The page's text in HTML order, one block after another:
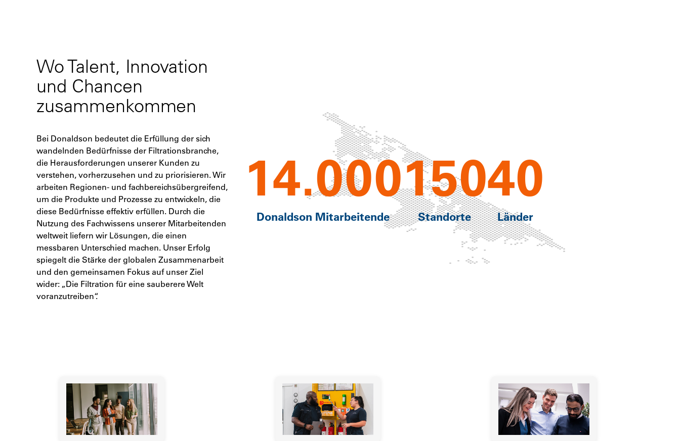
Wo Talent, Innovation
und Chancen
zusammenkommen
Bei Donaldson bedeutet die Erfüllung der sich
wandelnden Bedürfnisse der Filtrationsbranche,
die Herausforderungen unserer Kunden zu
verstehen, vorherzusehen und zu priorisieren. Wir
arbeiten Regionen- und fachbereichsübergreifend,
um die Produkte und Prozesse zu entwickeln, die
diese Bedürfnisse effektiv erfüllen. Durch die
Nutzung des Fachwissens unserer Mitarbeitenden
weltweit liefern wir Lösungen, die einen
messbaren Unterschied machen. Unser Erfolg
spiegelt die Stärke der globalen Zusammenarbeit
und den gemeinsamen Fokus auf unser Ziel
wider: „Die Filtration für eine sauberere Welt
voranzutreiben“.
14.000
Donaldson Mitarbeitende
150
Standorte
40
Länder